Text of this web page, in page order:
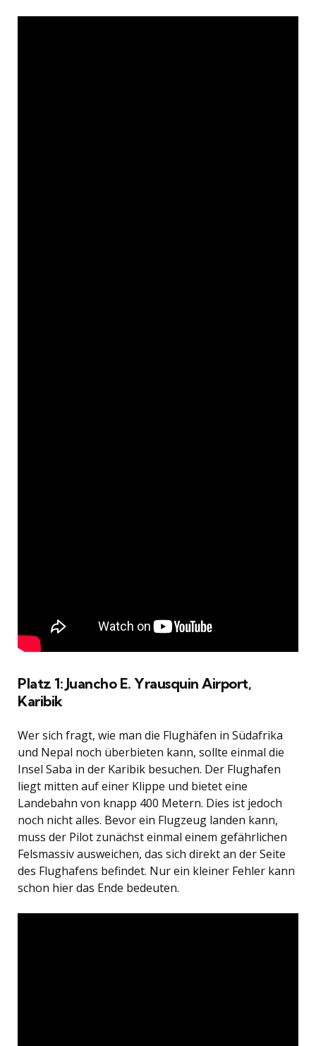
Platz 1: Juancho E. Yrausquin Airport,
Karibik
Wer sich fragt, wie man die Flughäfen in Südafrika
und Nepal noch überbieten kann, sollte einmal die
Insel Saba in der Karibik besuchen. Der Flughafen
liegt mitten auf einer Klippe und bietet eine
Landebahn von knapp 400 Metern. Dies ist jedoch
noch nicht alles. Bevor ein Flugzeug landen kann,
muss der Pilot zunächst einmal einem gefährlichen
Felsmassiv ausweichen, das sich direkt an der Seite
des Flughafens befindet. Nur ein kleiner Fehler kann
schon hier das Ende bedeuten.